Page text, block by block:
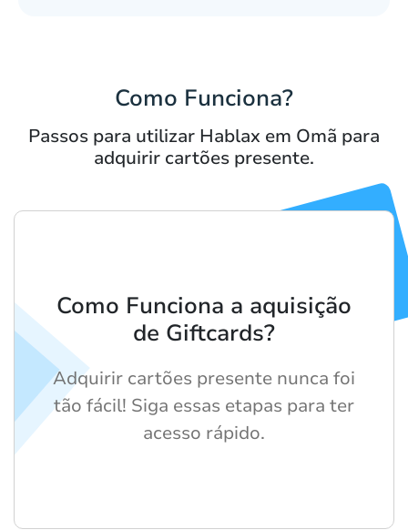
Como Funciona?
Passos para utilizar Hablax em Omã para
adquirir cartões presente.
Como Funciona a aquisição
de Giftcards?
Adquirir cartões presente nunca foi
tão fácil! Siga essas etapas para ter
acesso rápido.